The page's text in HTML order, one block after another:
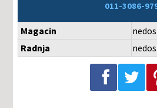
011-3086-
Magacin
Radnja
Podeli na Facebook-u Podeli na Twitter-u